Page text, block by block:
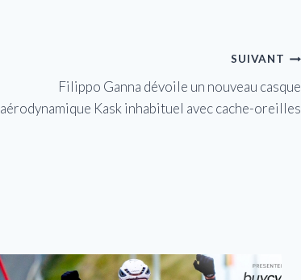
SUIVANT
Filippo Ganna dévoile un nouveau casque
aérodynamique Kask inhabituel avec cache-oreilles